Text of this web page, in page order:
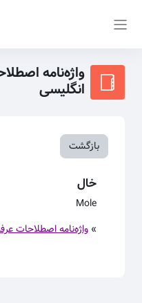
واژه‌نامه
انگلیسی
بازگشت
خال
Mole
» واژه‌نامه اصطلاحات